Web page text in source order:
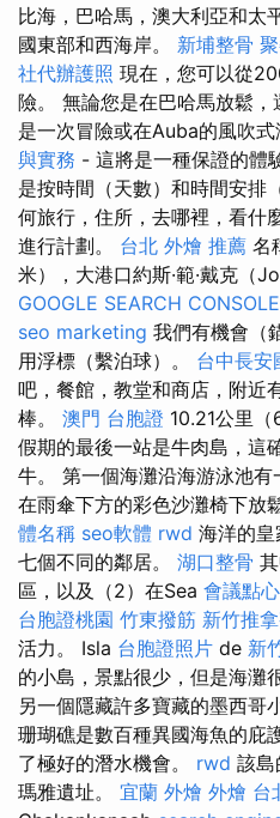
比海，巴哈馬，澳大利亞和太
國東部和西海岸。 新埔整骨
社代辦護照 現在，您可以從
險。 無論您是在巴哈馬放鬆
是一次冒險或在Auba的風吹
與實務 - 這將是一種保證的體
是按時間（天數）和時間安排
何旅行，住所，去哪裡，看什
進行計劃。 台北 外燴 推薦 名
米），大港口約斯·範·戴克（
GOOGLE SEARCH CONSOLE
seo marketing 我們有機會（
用浮標（繫泊球）。 台中長安
吧，餐館，教堂和商店，附近
棒。 澳門 台胞證 10.21公里（
假期的最後一站是牛肉島，這
牛。 第一個海灘沿海游泳池
在雨傘下方的彩色沙灘椅下放
體名稱 seo軟體 rwd 海洋的
七個不同的鄰居。 湖口整骨
區，以及（2）在Sea 會議點心
台胞證桃園 竹東撥筋 新竹推
活力。 Isla 台胞證照片 de 新
的小島，景點很少，但是海灘
另一個隱藏許多寶藏的墨西哥
珊瑚礁是數百種異國海魚的庇
了極好的潛水機會。 rwd 該島
瑪雅遺址。 宜蘭 外燴 外燴 台